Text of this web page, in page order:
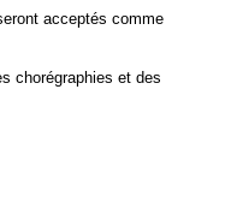
acceptés comme
chorégraphies et des